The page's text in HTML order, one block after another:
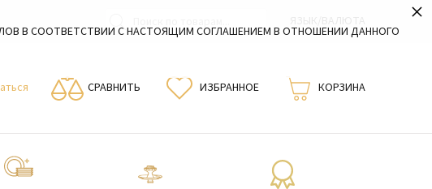
СРАВНИТЬ ИЗБРАННОЕ КОРЗИНА
В СООТВЕТСТВИИ С НАСТОЯЩИМ СОГЛАШЕНИЕМ В ОТНОШЕНИИ ДАННОГО
×